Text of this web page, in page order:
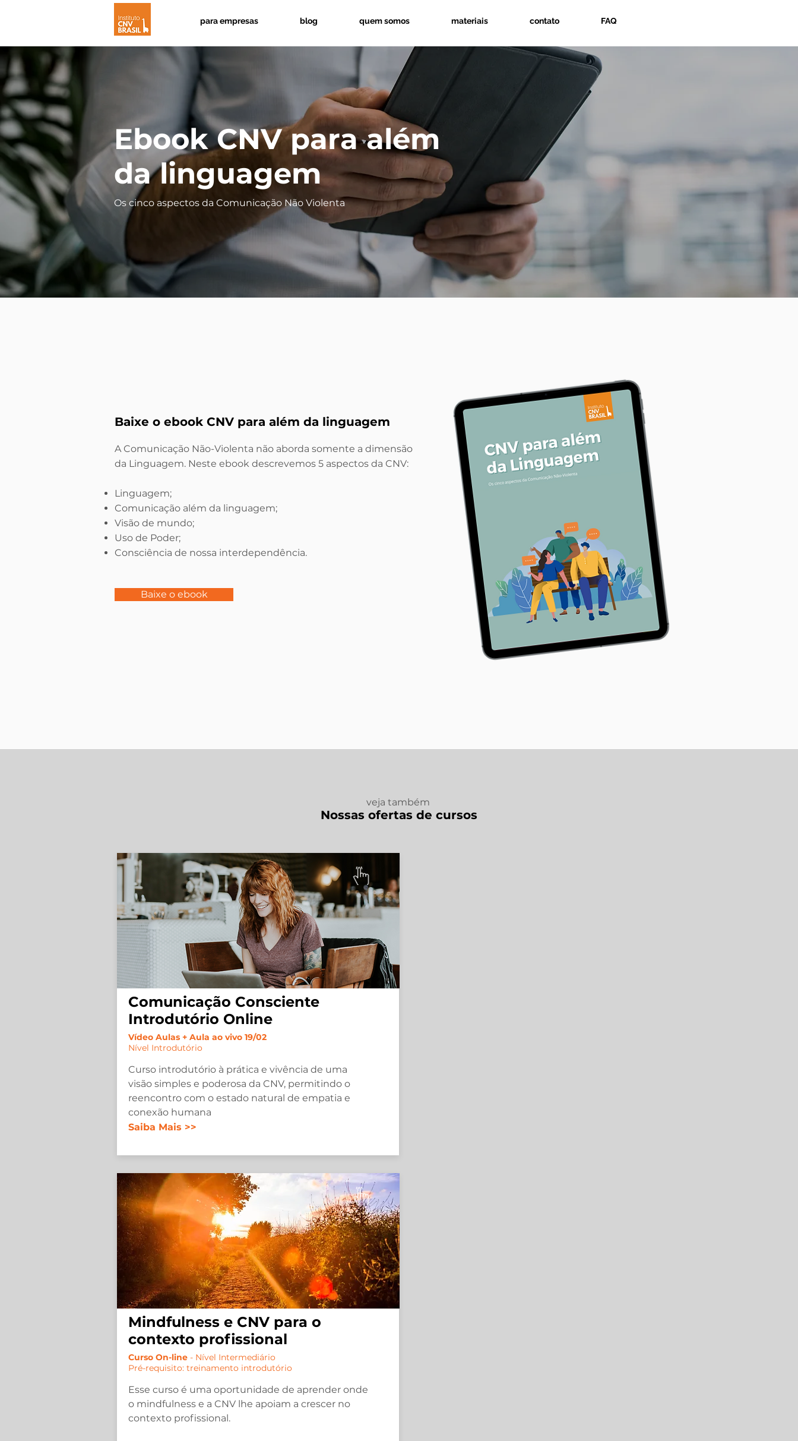
para empresas blog quem somos materiais contato FAQ
Ebook CNV para além
da linguagem
Os cinco aspectos da Comunicação Não Violenta
Baixe o ebook CNV para além da linguagem
A Comunicação Não-Violenta não aborda somente a dimensão
da Linguagem. Neste ebook descrevemos 5 aspectos da CNV:
Linguagem;
Comunicação além da linguagem;
Visão de mundo;
Uso de Poder;
Consciência de nossa interdependência.
Baixe o ebook
veja também
Nossas ofertas de cursos
Comunicação Consciente
Introdutório Online
Vídeo Aulas + Aula ao vivo 19/02
Nível Introdutório
Curso introdutório à prática e vivência de uma
visão simples e poderosa da CNV, permitindo o
reencontro com o estado natural de empatia e
conexão humana
Saiba Mais >>
Mindfulness e CNV para o
contexto profissional
Curso On-line - Nível Intermediário
Pré-requisito: treinamento introdutório
Esse curso é uma oportunidade de aprender onde
o mindfulness e a CNV lhe apoiam a crescer no
contexto profissional.